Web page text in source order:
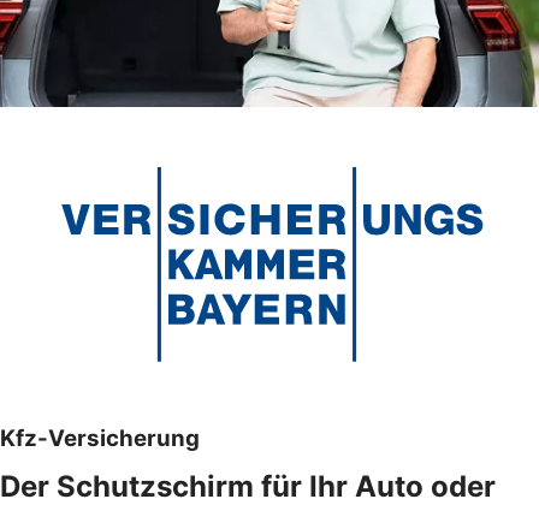
Kfz-Versicherung
Der Schutzschirm für Ihr Auto oder